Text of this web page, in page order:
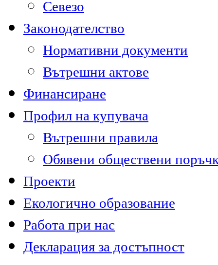
Севезо
Законодателство
Нормативни документи
Вътрешни актове
Финансиране
Профил на купувача
Вътрешни правила
Обявени обществени
Проекти
Екологично образование
Работа при нас
Декларация за достъпност